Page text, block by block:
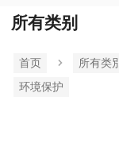
所有类别
首页 所有类
环境保护